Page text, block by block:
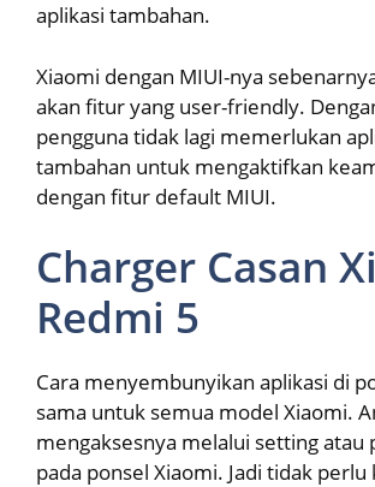
aplikasi tambahan.
Xiaomi dengan MIUI-nya
akan fitur yang user-friendly.
pengguna tidak lagi memerlukan
tambahan untuk mengaktifkan
dengan fitur default MIUI.
Charger Casan
Redmi 5
Cara menyembunyikan aplikasi di
sama untuk semua model Xiaomi.
mengaksesnya melalui setting atau
pada ponsel Xiaomi. Jadi tidak